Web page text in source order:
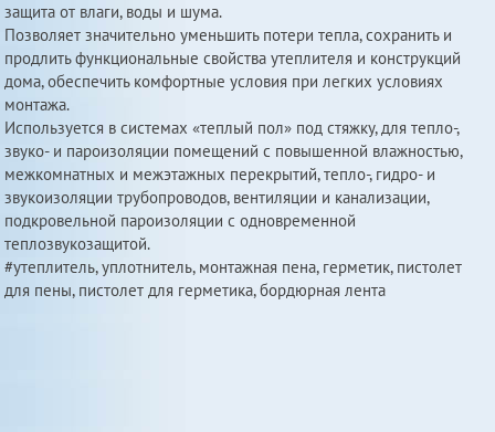
защита от влаги, воды и шума.
Позволяет значительно уменьшить потери тепла, сохранить и
продлить функциональные свойства утеплителя и конструкций
дома, обеспечить комфортные условия при легких условиях
монтажа.
Используется в системах «теплый пол» под стяжку, для тепло-,
звуко- и пароизоляции помещений с повышенной влажностью,
межкомнатных и межэтажных перекрытий, тепло-, гидро- и
звукоизоляции трубопроводов, вентиляции и канализации,
подкровельной пароизоляции с одновременной
теплозвукозащитой.
#утеплитель, уплотнитель, монтажная пена, герметик, пистолет
для пены, пистолет для герметика, бордюрная лента